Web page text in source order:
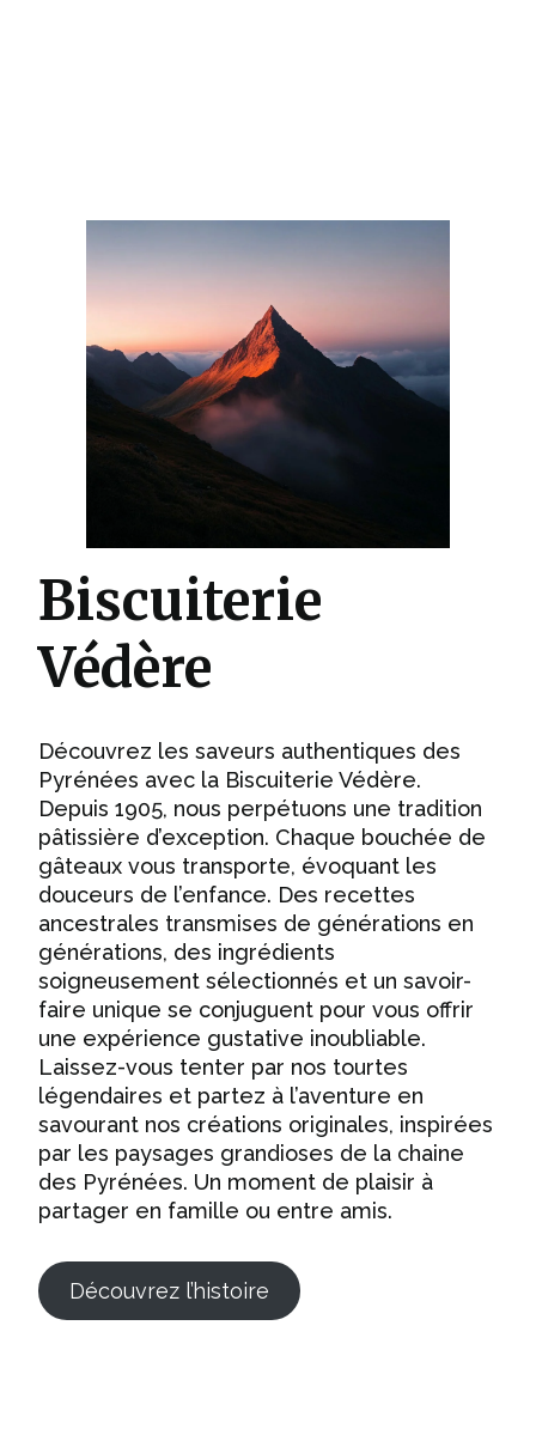
Biscuiterie
Védère
Découvrez les saveurs authentiques des
Pyrénées avec la Biscuiterie Védère.
Depuis 1905, nous perpétuons une tradition
pâtissière d’exception. Chaque bouchée de
gâteaux vous transporte, évoquant les
douceurs de l’enfance. Des recettes
ancestrales transmises de générations en
générations, des ingrédients
soigneusement sélectionnés et un savoir-
faire unique se conjuguent pour vous offrir
une expérience gustative inoubliable.
Laissez-vous tenter par nos tourtes
légendaires et partez à l’aventure en
savourant nos créations originales, inspirées
par les paysages grandioses de la chaine
des Pyrénées. Un moment de plaisir à
partager en famille ou entre amis.
Découvrez l’histoire